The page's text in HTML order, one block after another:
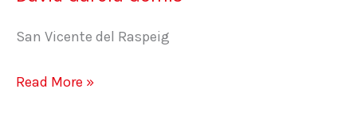
San Vicente del Raspeig
Read More »